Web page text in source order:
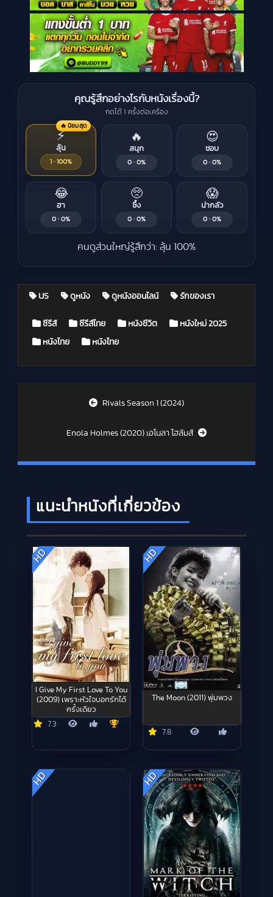
คุณรู้สึกอย่างไรกับหนังเรื่องนี้?
กดได้ 1 ครั้งต่อเครื่อง
🔥 นิยมสุด
⚡
ลุ้น
1 · 100%
🔥
สนุก
0 · 0%
😍
ชอบ
0 · 0%
😂
ฮา
0 · 0%
🥺
ซึ้ง
0 · 0%
😱
น่ากลัว
0 · 0%
คนดูส่วนใหญ่รู้สึกว่า: ลุ้น 100%
US ดูหนัง ดูหนังออนไลน์ รักของเรา
Posted in
ซีรีส์ ซีรีส์ไทย หนังชีวิต หนังใหม่ 2025
หนังไทย หนังไทย
Rivals Season 1 (2024)
Enola Holmes (2020) เอโนลา โฮล์มส์
แนะนำหนังที่เกี่ยวข้อง
HD
I Give My First Love To You
(2009) เพราะหัวใจบอกรักได้
ครั้งเดียว
7.3
HD
The Moon (2011) พุ่มพวง
7.8
HD HD